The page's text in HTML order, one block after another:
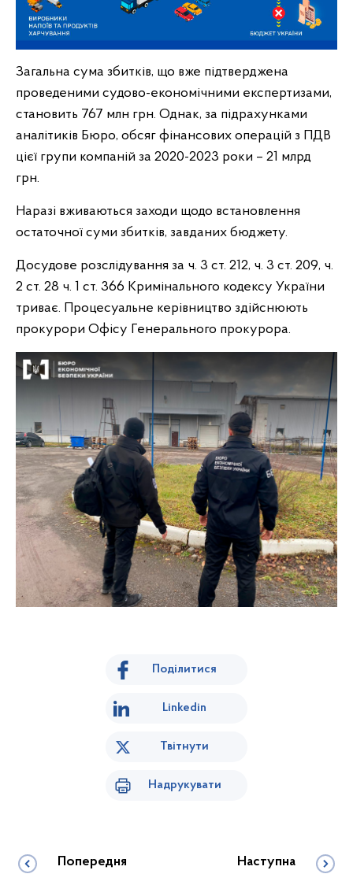
Загальна сума збитків, що вже підтверджена
проведеними судово-економічними експертизами,
становить 767 млн грн. Однак, за підрахунками
аналітиків Бюро, обсяг фінансових операцій з ПДВ
цієї групи компаній за 2020-2023 роки – 21 млрд
грн.
Наразі вживаються заходи щодо встановлення
остаточної суми збитків, завданих бюджету.
Досудове розслідування за ч. 3 ст. 212, ч. 3 ст. 209, ч.
2 ст. 28 ч. 1 ст. 366 Кримінального кодексу України
триває. Процесуальне керівництво здійснюють
прокурори Офісу Генерального прокурора.
Поділитися
Linkedin
Твітнути
Надрукувати
Попередня Наступна